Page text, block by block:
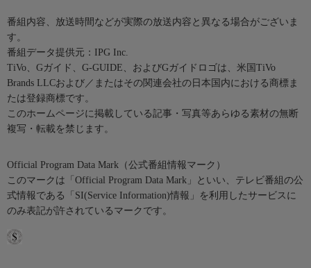
番組内容、放送時間などが実際の放送内容と異なる場合がございま
す。
番組データ提供元：IPG Inc.
TiVo、Gガイド、G-GUIDE、およびGガイドロゴは、米国TiVo
Brands LLCおよび／またはその関連会社の日本国内における商標ま
たは登録商標です。
このホームページに掲載している記事・写真等あらゆる素材の無断
複写・転載を禁じます。
Official Program Data Mark（公式番組情報マーク）
このマークは「Official Program Data Mark」といい、テレビ番組の公
式情報である「SI(Service Information)情報」を利用したサービスに
のみ表記が許されているマークです。